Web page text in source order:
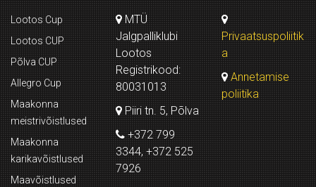
Lootos Cup
Lootos CUP
Põlva CUP
Allegro Cup
Maakonna
meistrivõistlused
Maakonna
karikavõistlused
Maavõistlused
MTÜ
Jalgpalliklubi
Lootos
Registrikood:
80031013
Piiri tn. 5, Põlva
+372 799
3344, +372 525
7926
Privaatsuspoliitik
a
Annetamise
poliitika